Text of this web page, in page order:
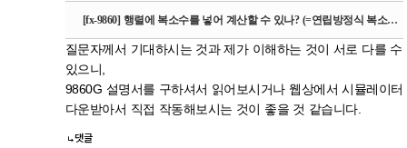
[fx-9860] 행렬에 복소수를 넣어 계산할 수 있나? (=연립방정식 복소수계수/복소수근 구하기)
질문자께서 기대하시는 것과 제가 이해하는 것이 서로 다를 수
있으니,
9860G 설명서를 구하셔서 읽어보시거나 웹상에서 시뮬레이터
다운받아서 직접 작동해보시는 것이 좋을 것 같습니다.
댓글